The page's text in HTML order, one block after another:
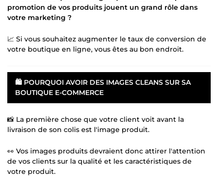
promotion de vos produits jouent un grand rôle dans
votre marketing ?
📈 Si vous souhaitez augmenter le taux de conversion de
votre boutique en ligne, vous êtes au bon endroit.
🛍️ POURQUOI AVOIR DES IMAGES CLEANS SUR SA
BOUTIQUE E-COMMERCE
📸 La première chose que votre client voit avant la
livraison de son colis est l'image produit.
👀 Vos images produits devraient donc attirer l'attention
de vos clients sur la qualité et les caractéristiques de
votre produit.